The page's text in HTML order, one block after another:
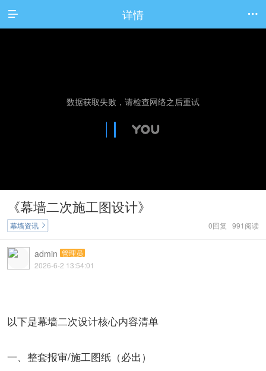
 详情 
《幕墙二次施工图设计》
0回复 991阅读
幕墙资讯 
admin 管理员
2026-6-2 13:54:01
以下是幕墙二次设计核心内容清单
一、整套报审/施工图纸（必出）